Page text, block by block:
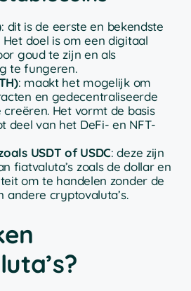
: dit is de eerste en bekendste
doel is om een digitaal
goud te zijn en als
te fungeren.
: maakt het mogelijk om
en gedecentraliseerde
creëren. Het vormt de basis
deel van het DeFi- en NFT-
USDT of USDC: deze zijn
fiatvaluta’s zoals de dollar en
om te handelen zonder de
andere cryptovaluta’s.